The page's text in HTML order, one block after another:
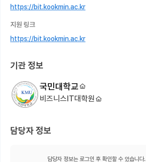
https://bit.kookmin.ac.kr
지원 링크
https://bit.kookmin.ac.kr
기관 정보
국민대학교
비즈니스IT대학원
담당자 정보
담당자 정보는 로그인 후 확인할 수 있습니다.